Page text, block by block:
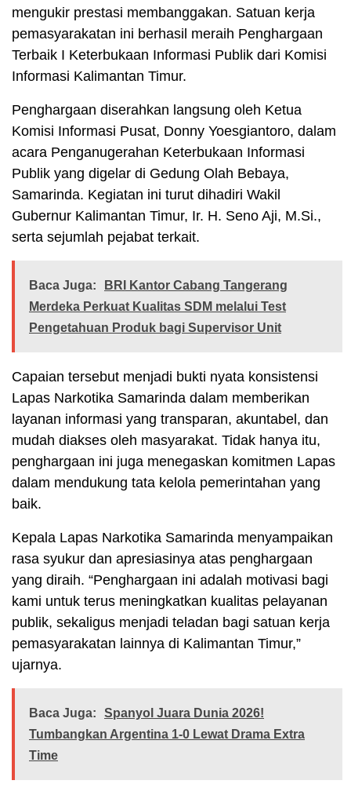
mengukir prestasi membanggakan. Satuan kerja
pemasyarakatan ini berhasil meraih Penghargaan
Terbaik I Keterbukaan Informasi Publik dari Komisi
Informasi Kalimantan Timur.
Penghargaan diserahkan langsung oleh Ketua
Komisi Informasi Pusat, Donny Yoesgiantoro, dalam
acara Penganugerahan Keterbukaan Informasi
Publik yang digelar di Gedung Olah Bebaya,
Samarinda. Kegiatan ini turut dihadiri Wakil
Gubernur Kalimantan Timur, Ir. H. Seno Aji, M.Si.,
serta sejumlah pejabat terkait.
Baca Juga:
BRI Kantor Cabang Tangerang
Merdeka Perkuat Kualitas SDM melalui Test
Pengetahuan Produk bagi Supervisor Unit
Capaian tersebut menjadi bukti nyata konsistensi
Lapas Narkotika Samarinda dalam memberikan
layanan informasi yang transparan, akuntabel, dan
mudah diakses oleh masyarakat. Tidak hanya itu,
penghargaan ini juga menegaskan komitmen Lapas
dalam mendukung tata kelola pemerintahan yang
baik.
Kepala Lapas Narkotika Samarinda menyampaikan
rasa syukur dan apresiasinya atas penghargaan
yang diraih. “Penghargaan ini adalah motivasi bagi
kami untuk terus meningkatkan kualitas pelayanan
publik, sekaligus menjadi teladan bagi satuan kerja
pemasyarakatan lainnya di Kalimantan Timur,”
ujarnya.
Baca Juga:
Spanyol Juara Dunia 2026!
Tumbangkan Argentina 1-0 Lewat Drama Extra
Time